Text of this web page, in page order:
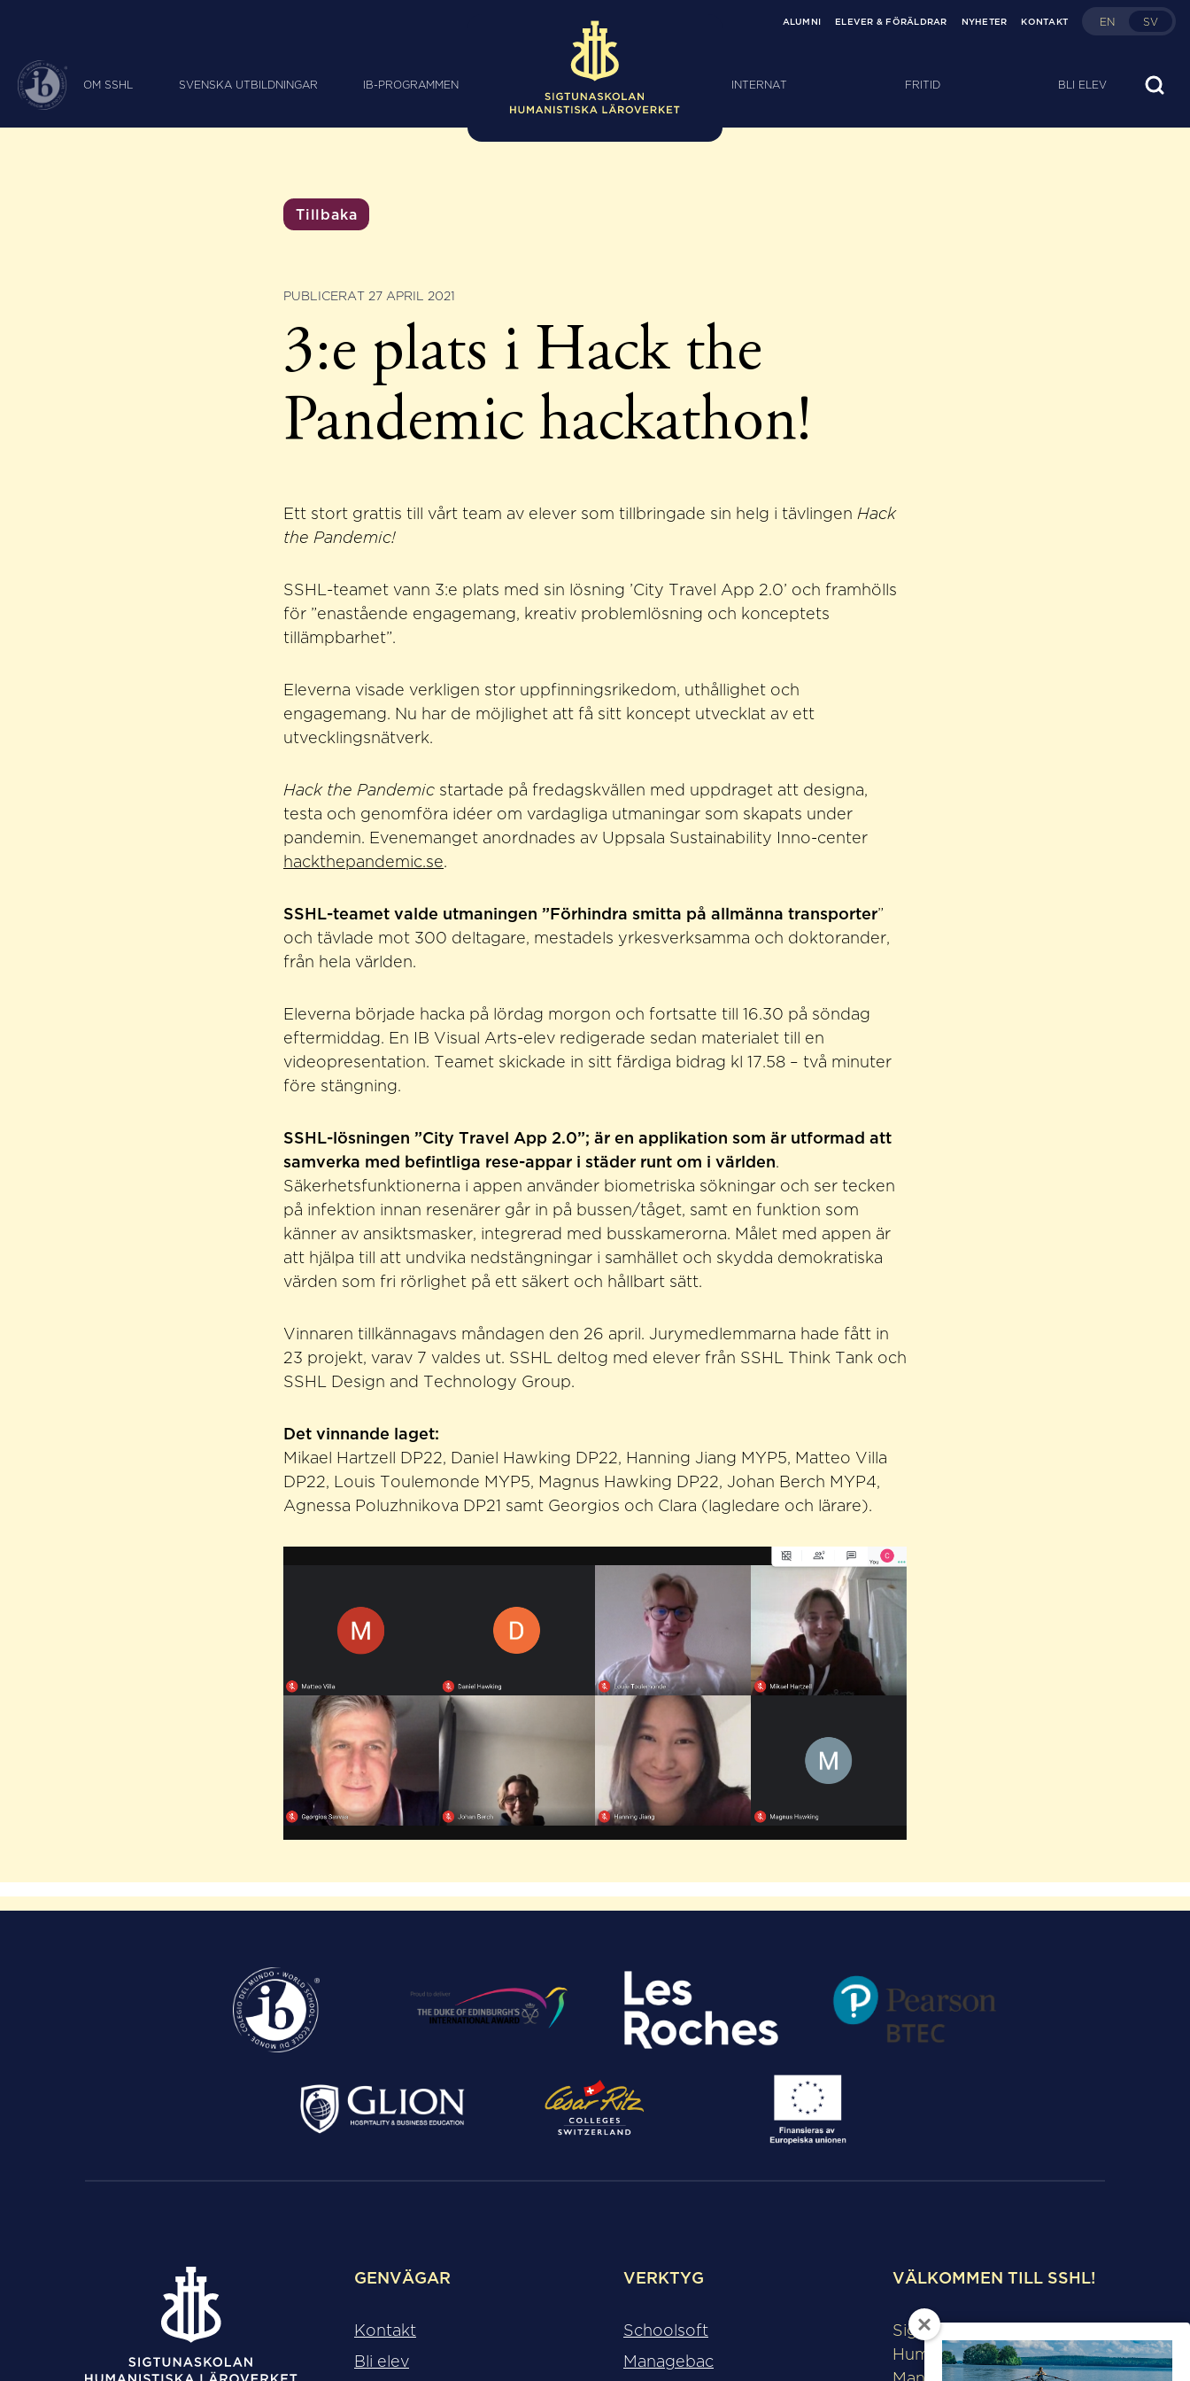
ALUMNI ELEVER & FÖRÄLDRAR NYHETER KONTAKT EN SV
OM SSHL SVENSKA UTBILDNINGAR IB-PROGRAMMEN INTERNAT FRITID BLI ELEV
Tillbaka
PUBLICERAT 27 APRIL 2021
3:e plats i Hack the
Pandemic hackathon!
Ett stort grattis till vårt team av elever som tillbringade sin helg i tävlingen Hack
the Pandemic!
SSHL-teamet vann 3:e plats med sin lösning ’City Travel App 2.0’ och framhölls
för ”enastående engagemang, kreativ problemlösning och konceptets
tillämpbarhet”.
Eleverna visade verkligen stor uppfinningsrikedom, uthållighet och
engagemang. Nu har de möjlighet att få sitt koncept utvecklat av ett
utvecklingsnätverk.
Hack the Pandemic startade på fredags​​kvällen med uppdraget att designa,
testa och genomföra idéer om vardagliga utmaningar som skapats under
pandemin. Evenemanget anordnades av Uppsala Sustainability Inno-center
hackthepandemic.se.
SSHL-teamet valde utmaningen ”Förhindra smitta på allmänna transporter”
och tävlade mot 300 deltagare, mestadels yrkesverksamma och doktorander,
från hela världen.
Eleverna började hacka på lördag morgon och fortsatte till 16.30 på söndag
eftermiddag. En IB Visual Arts-elev redigerade sedan materialet till en
videopresentation. Teamet skickade in sitt färdiga bidrag kl 17.58 – två minuter
före stängning.
SSHL-lösningen ”City Travel App 2.0”; är en applikation som är utformad att
samverka med befintliga rese-appar i städer runt om i världen.
Säkerhetsfunktionerna i appen använder biometriska sökningar och ser tecken
på infektion innan resenärer går in på bussen/tåget, samt en funktion som
känner av ansiktsmasker, integrerad med busskamerorna. Målet med appen är
att hjälpa till att undvika nedstängningar i samhället och skydda demokratiska
värden som fri rörlighet på ett säkert och hållbart sätt.
Vinnaren tillkännagavs måndagen den 26 april. Jurymedlemmarna hade fått in
23 projekt, varav 7 valdes ut. SSHL deltog med elever från SSHL Think Tank och
SSHL Design and Technology Group.
Det vinnande laget:
Mikael Hartzell DP22, Daniel Hawking DP22, Hanning Jiang MYP5, Matteo Villa
DP22, Louis Toulemonde MYP5, Magnus Hawking DP22, Johan Berch MYP4,
Agnessa Poluzhnikova DP21 samt Georgios och Clara (lagledare och lärare).
GENVÄGAR
Kontakt
Bli elev
VERKTYG
Schoolsoft
Managebac
VÄLKOMMEN TILL SSHL!
Sigtunaskolan
Humanistiska Läroverket